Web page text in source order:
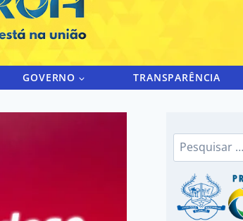
GOVERNO TRANSPARÊNCIA
Pesquisar
por: